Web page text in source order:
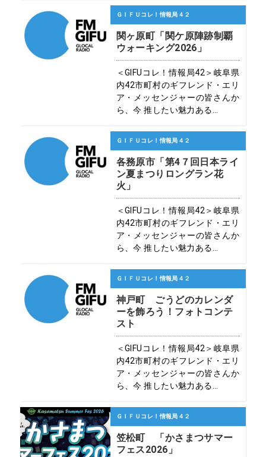
ＧＩＦＵコレ！情報局４２
関ヶ原町「関ケ原陣跡制覇
ウォーキング2026」
＜GIFUコレ！情報局42＞岐阜県
内42市町村のギフレンド・エリ
ア・メッセンジャーの皆さんか
ら、今 推したい魅力ある...
ＧＩＦＵコレ！情報局４２
各務原市「第4７回日本ライ
ン夏まつりロングラン花
火」
＜GIFUコレ！情報局42＞岐阜県
内42市町村のギフレンド・エリ
ア・メッセンジャーの皆さんか
ら、今 推したい魅力ある...
ＧＩＦＵコレ！情報局４２
神戸町 ごうどのカレンダ
ーを飾ろう！フォトコンテ
スト
＜GIFUコレ！情報局42＞岐阜県
内42市町村のギフレンド・エリ
ア・メッセンジャーの皆さんか
ら、今 推したい魅力ある...
ＧＩＦＵコレ！情報局４２
笠松町 「かさまつサマー
フェス2026」